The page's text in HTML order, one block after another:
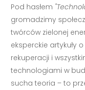
Pod hasłem
gromadzimy
twórców zielonej
eksperckie artykuły
rekuperacji i
technologiami w
sucha teoria – to